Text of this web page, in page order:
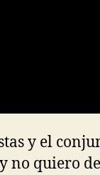
y el
no quiero